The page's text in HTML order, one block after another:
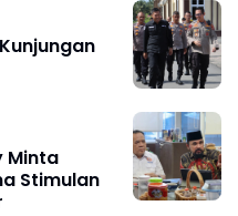
Minta
Stimulan